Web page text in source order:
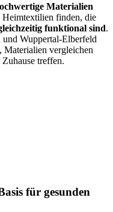
Materialien
Heimtextilien finden, die
funktional sind.
Wuppertal-Elberfeld
Materialien vergleichen
treffen.
für gesunden